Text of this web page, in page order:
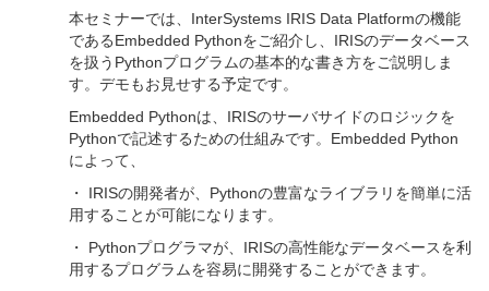
本セミナーでは、InterSystems IRIS Data Platformの機能
であるEmbedded Pythonをご紹介し、IRISのデータベース
を扱うPythonプログラムの基本的な書き方をご説明しま
す。デモもお見せする予定です。
Embedded Pythonは、IRISのサーバサイドのロジックを
Pythonで記述するための仕組みです。Embedded Python
によって、
・ IRISの開発者が、Pythonの豊富なライブラリを簡単に活
用することが可能になります。
・ Pythonプログラマが、IRISの高性能なデータベースを利
用するプログラムを容易に開発することができます。